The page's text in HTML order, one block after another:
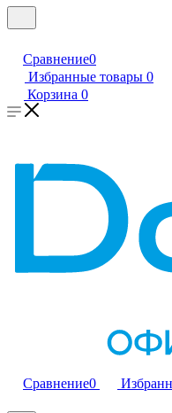
Сравнение0
Избранные товары 0
Корзина 0
Сравнение0